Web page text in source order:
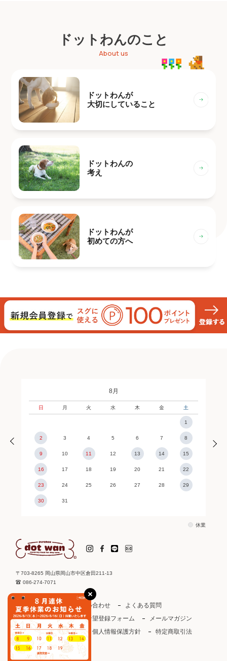
ドットわんのこと
About us
ドットわんが
大切にしていること
ドットわんの
考え
ドットわんが
初めての方へ
8月
日 月 火 水 木 金 土
1
2 3 4 5 6 7 8
9 10 11 12 13 14 15
16 17 18 19 20 21 22
23 24 25 26 27 28 29
30 31
休業
〒703-8265 岡山県岡山市中区倉田211-13
086-274-7071
ご利用ガイド お問い合わせ
よくある質問
取り扱い店
お取引希望登録フォーム
メールマガジン
ドットわんカタログ
個人情報保護方針
特定商取引法
会社概要
会員規約